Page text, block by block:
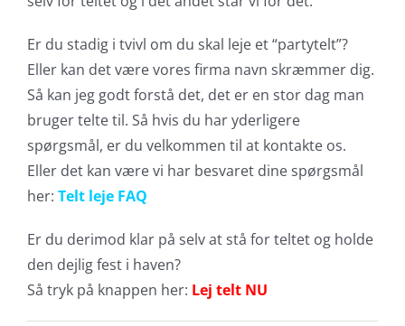
Er du stadig i tvivl om du skal leje et “partytelt”?
Eller kan det være vores firma navn skræmmer dig.
Så kan jeg godt forstå det, det er en stor dag man
bruger telte til. Så hvis du har yderligere
spørgsmål, er du velkommen til at kontakte os.
Eller det kan være vi har besvaret dine spørgsmål
her: Telt leje FAQ
Er du derimod klar på selv at stå for teltet og holde
den dejlig fest i haven?
Så tryk på knappen her: Lej telt NU